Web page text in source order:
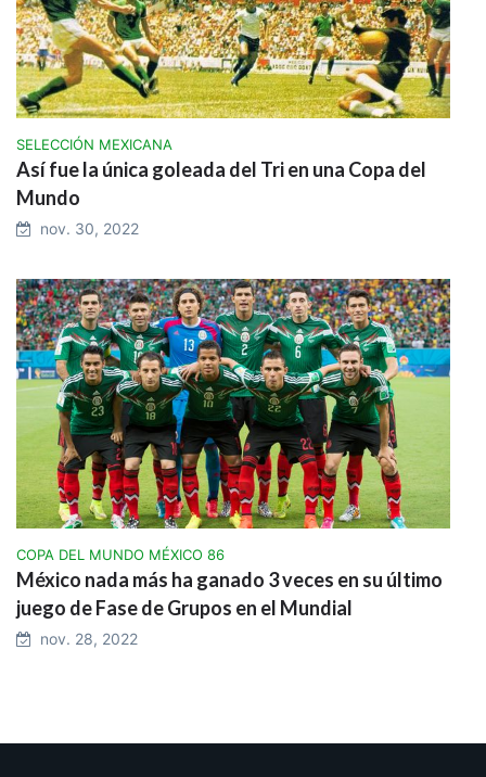
SELECCIÓN MEXICANA
Así fue la única goleada del Tri en una Copa del
Mundo
nov. 30, 2022
COPA DEL MUNDO MÉXICO 86
México nada más ha ganado 3 veces en su último
juego de Fase de Grupos en el Mundial
nov. 28, 2022